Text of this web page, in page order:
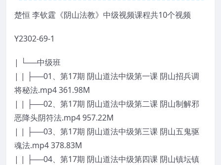
楚恒 李钦霆《阴山法教》中级视频课程共10个视频
Y2302-69-1
| └──中级班
| | ├──01、第17期 阴山道法中级第一课 阴山招兵调
将秘法.mp4 361.98M
| | ├──02、第17期 阴山道法中级第二课 阴山制解邪
恶降头阴符法.mp4 957.22M
| | ├──03、第17期 阴山道法中级第三课 阴山五鬼驱
魂法.mp4 378.83M
| | ├──04、第17期 阴山道法中级第四课 阴山镇坛镇